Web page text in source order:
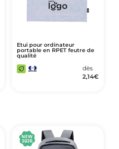
Etui pour ordinateur
portable en RPET feutre de
qualité
dès
2,14€